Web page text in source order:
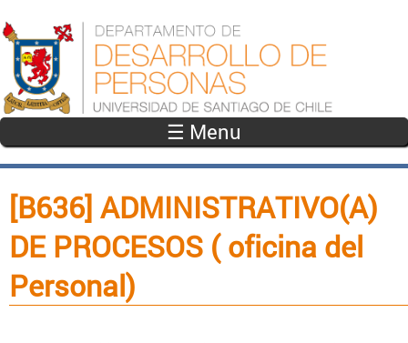
☰ Menu
[B636] ADMINISTRATIVO(A)
DE PROCESOS ( oficina del
Personal)